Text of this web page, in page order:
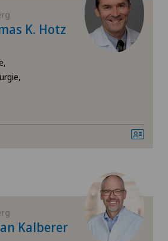
(Endokrine Chirurgie)
K. Hotz
Kalberer